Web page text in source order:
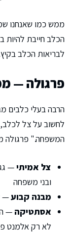
ממש כמו שאנחנו
הכלב חייבת להיות
לבריאות הכלב
פרגולה —
הרבה בעלי כלבים
לחשוב על צל לכלב,
המשפחה." פרגולה
צל אמיתי—
ובני משפחה
מבנה קבוע—
אסתטיקה —
לא רק אלמנט